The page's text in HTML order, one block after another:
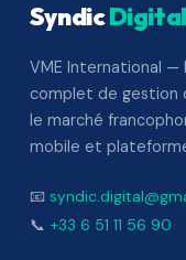
SyndicDigital
VME International —
complet de gestion
le marché
mobile et
📧
📞 +33 6 51 11 56 90